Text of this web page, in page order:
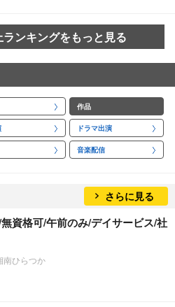
ンキングをもっと見る
作品
ドラマ出演
音楽配信
さらに見る
資格可/午前のみ/デイサービス/社
南ひらつか